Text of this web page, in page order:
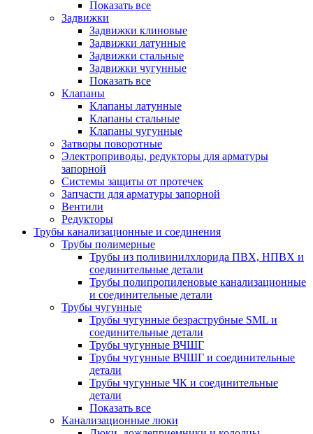
Показать все
Задвижки
Задвижки клиновые
Задвижки латунные
Задвижки стальные
Задвижки чугунные
Показать все
Клапаны
Клапаны латунные
Клапаны стальные
Клапаны чугунные
Затворы поворотные
Электроприводы, редукторы для арматуры
запорной
Системы защиты от протечек
Запчасти для арматуры запорной
Вентили
Редукторы
Трубы канализационные и соединения
Трубы полимерные
Трубы из поливинилхлорида ПВХ, НПВХ и
соединительные детали
Трубы полипропиленовые канализационные
и соединительные детали
Трубы чугунные
Трубы чугунные безраструбные SML и
соединительные детали
Трубы чугунные ВЧШГ
Трубы чугунные ВЧШГ и соединительные
детали
Трубы чугунные ЧК и соединительные
детали
Показать все
Канализационные люки